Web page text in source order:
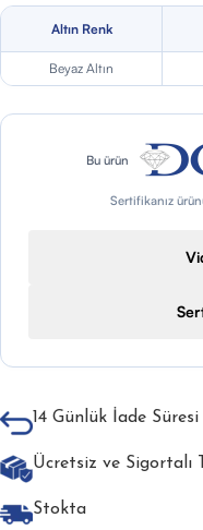
Altın Renk
Beyaz Altın
Bu ürün
Sertifikanız
14 Günlük İade Süresi
Ücretsiz ve Sigortalı
Stokta